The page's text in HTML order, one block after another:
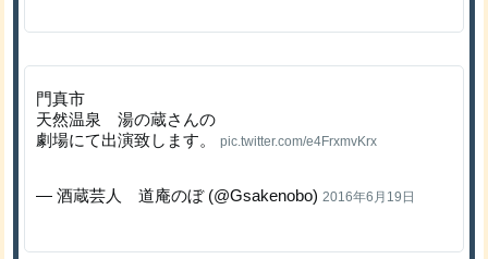
門真市
天然温泉 湯の蔵さんの
劇場にて出演致します。pic.twitter.com/e4FrxmvKrx
— 酒蔵芸人 道庵のぼ (@Gsakenobo) 2016年6月19日